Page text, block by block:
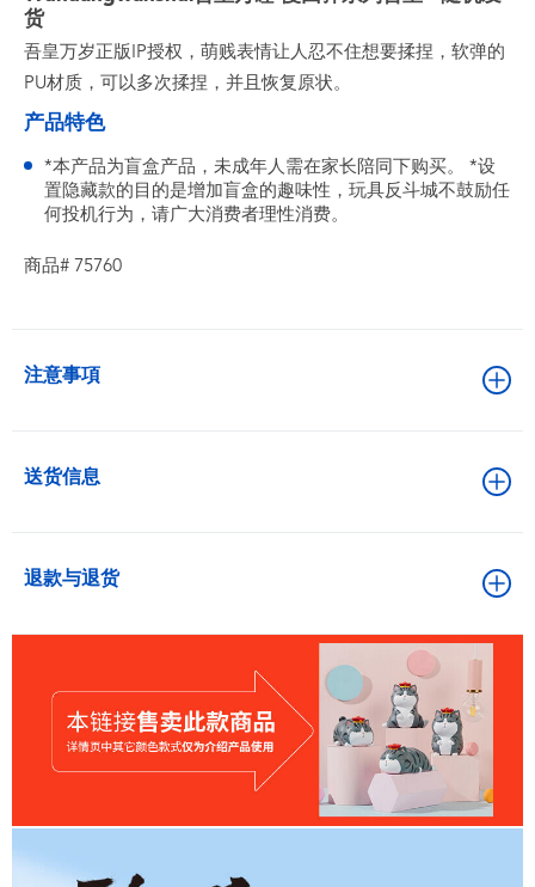
货
吾皇万岁正版IP授权，萌贱表情让人忍不住想要揉捏，软弹的
PU材质，可以多次揉捏，并且恢复原状。
产品特色
*本产品为盲盒产品，未成年人需在家长陪同下购买。 *设
置隐藏款的目的是增加盲盒的趣味性，玩具反斗城不鼓励任
何投机行为，请广大消费者理性消费。
商品# 75760
注意事項
送货信息
退款与退货